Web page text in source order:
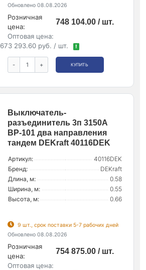
Обновлено 08.08.2026
Розничная
цена:
748 104.00 / шт.
Оптовая цена:
673 293.60 руб. / шт.
!
- + КУПИТЬ
Выключатель-
разъединитель 3п 3150А
ВР-101 два направления
тандем DEKraft 40116DEK
Артикул:
40116DEK
Бренд:
DEKraft
Длина, м:
0.58
Ширина, м:
0.55
Высота, м:
0.66
9 шт., срок поставки 5-7 рабочих дней
Обновлено 08.08.2026
Розничная
цена:
754 875.00 / шт.
Оптовая цена: